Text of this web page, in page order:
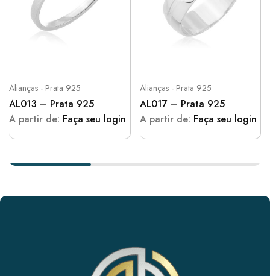
Alianças - Prata 925
AL013 – Prata 925
A partir de: Faça seu login
Alianças - Prata 925
AL017 – Prata 925
A partir de: Faça seu login